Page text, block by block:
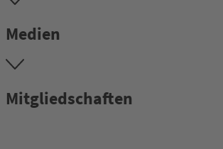
Medien
Mitgliedschaften